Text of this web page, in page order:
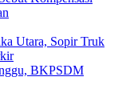
Utara, Sopir Truk
BKPSDM